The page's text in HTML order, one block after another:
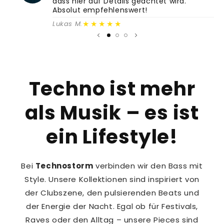
Absolut empfehlenswert!
Lukas M.★★★★★
Techno ist mehr
als Musik – es ist
ein Lifestyle!
Bei Technostorm verbinden wir den Bass mit
Style. Unsere Kollektionen sind inspiriert von
der Clubszene, den pulsierenden Beats und
der Energie der Nacht. Egal ob für Festivals,
Raves oder den Alltag – unsere Pieces sind